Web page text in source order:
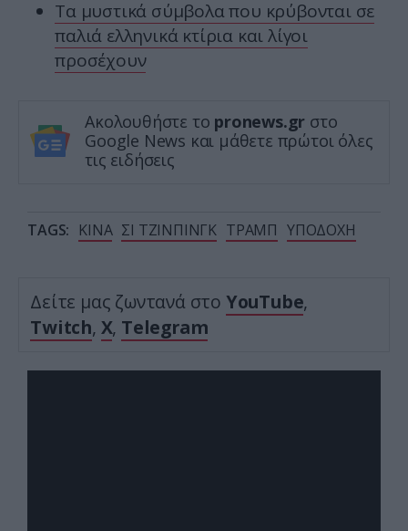
Τα μυστικά σύμβολα που κρύβονται σε
παλιά ελληνικά κτίρια και λίγοι
προσέχουν
Ακολουθήστε το pronews.gr στο
Google News και μάθετε πρώτοι όλες
τις ειδήσεις
TAGS: ΚΙΝΑ ΣΙ ΤΖΙΝΠΙΝΓΚ ΤΡΑΜΠ ΥΠΟΔΟΧΗ
Δείτε μας ζωντανά στο YouTube,
Twitch, X, Telegram